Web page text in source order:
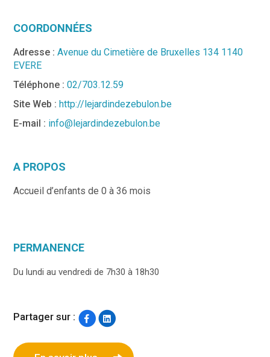
COORDONNÉES
Adresse : Avenue du Cimetière de Bruxelles 134 1140
EVERE
Téléphone :02/703.12.59
Site Web : http://lejardindezebulon.be
E-mail : info@lejardindezebulon.be
A PROPOS
Accueil d’enfants de 0 à 36 mois
PERMANENCE
Du lundi au vendredi de 7h30 à 18h30
Partager sur :